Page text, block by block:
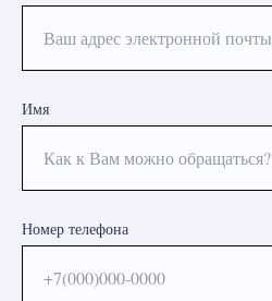
Имя
Как к Вам можно обращаться?
Номер телефона
+7(000)000-0000